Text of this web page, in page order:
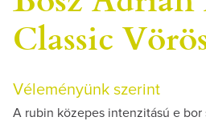
Classic
Véleményünk szerint
A rubin közepes intenzitású e bor